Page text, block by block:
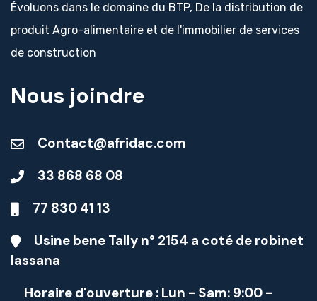
Évoluons dans le domaine du BTP, De la distribution de
produit Agro-alimentaire et de l'immobilier de services
de construction
Nous joindre
Contact@afridac.com
33 868 68 08
77 830 41 13
Usine bene Tally n° 2154 a coté de robinet
lassana
Horaire d'ouverture : Lun - Sam: 9:00 -